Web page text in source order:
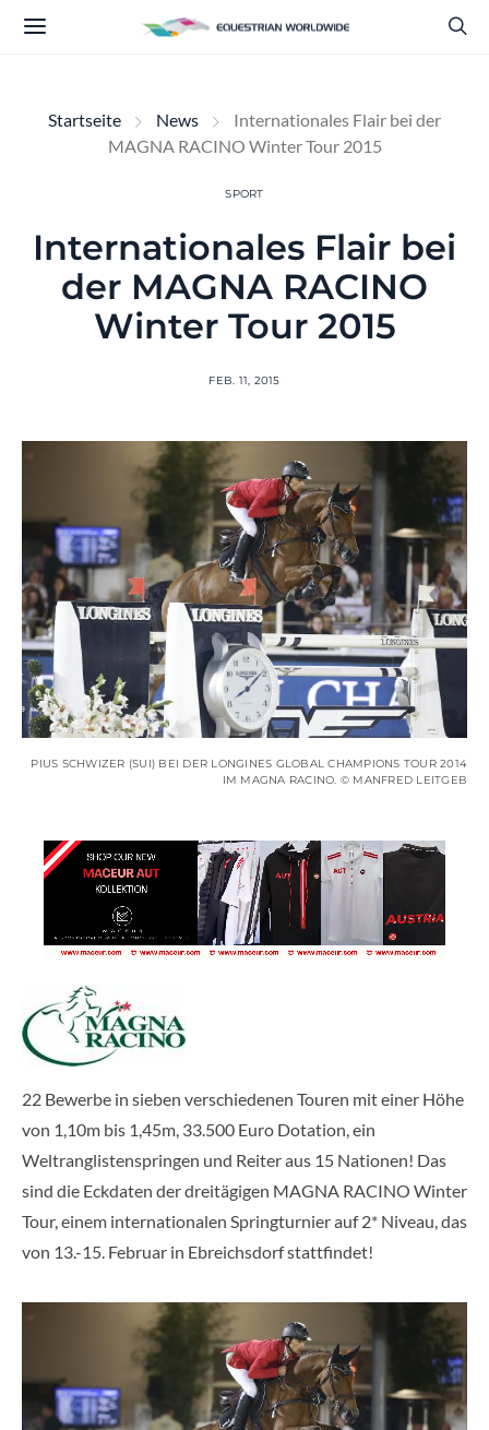
Startseite News
Internationales Flair bei der
MAGNA RACINO Winter Tour 2015
SPORT
Internationales Flair bei
der MAGNA RACINO
Winter Tour 2015
FEB. 11, 2015
PIUS SCHWIZER (SUI) BEI DER LONGINES GLOBAL CHAMPIONS TOUR 2014
IM MAGNA RACINO. © MANFRED LEITGEB
22 Bewerbe in sieben verschiedenen Touren mit einer Höhe
von 1,10m bis 1,45m, 33.500 Euro Dotation, ein
Weltranglistenspringen und Reiter aus 15 Nationen! Das
sind die Eckdaten der dreitägigen MAGNA RACINO Winter
Tour, einem internationalen Springturnier auf 2* Niveau, das
von 13.-15. Februar in Ebreichsdorf stattfindet!